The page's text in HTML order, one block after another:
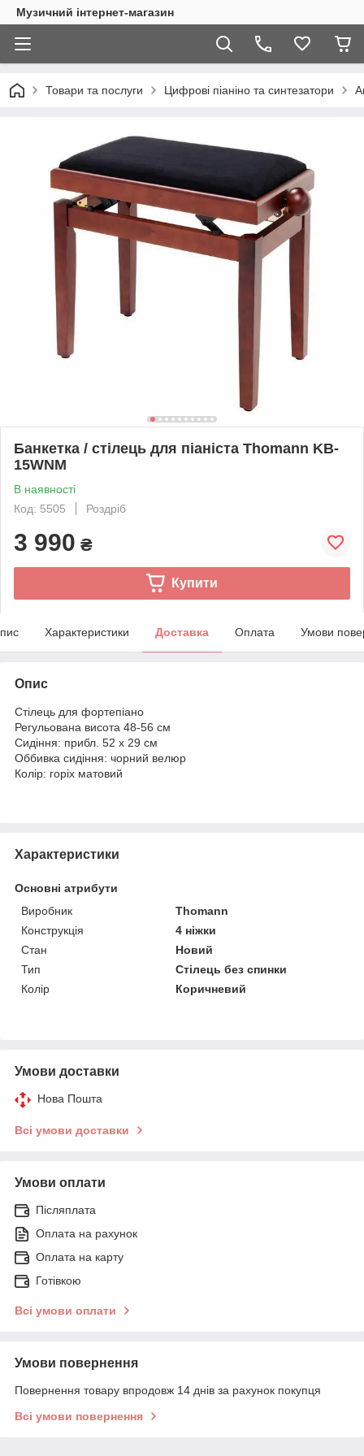
Музичний інтернет-магазин
Товари та послуги Цифрові піаніно та синтезатори
Банкетка / стілець для піаніста Thomann KB-
15WNM
В наявності
Код: 5505
Роздріб
3 990 ₴
Купити
Характеристики Доставка Оплата Умови
Опис
Стілець для фортепіано
Регульована висота 48-56 см
Сидіння: прибл. 52 х 29 см
Оббивка сидіння: чорний велюр
Колір: горіх матовий
Характеристики
Основні атрибути
Виробник
Thomann
Конструкція
4 ніжки
Стан
Новий
Тип
Стілець без спинки
Колір
Коричневий
Умови доставки
Нова Пошта
Всі умови доставки
Умови оплати
Післяплата
Оплата на рахунок
Оплата на карту
Готівкою
Всі умови оплати
Умови повернення
Повернення товару впродовж 14 днів за рахунок покупця
Всі умови повернення